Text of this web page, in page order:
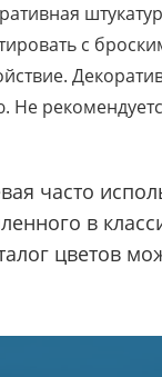
с
часто
в
цветов